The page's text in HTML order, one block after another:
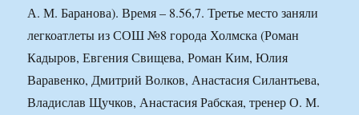
А. М. Баранова). Время – 8.56,7. Третье место заняли
легкоатлеты из СОШ №8 города Холмска (Роман
Кадыров, Евгения Свищева, Роман Ким, Юлия
Варавенко, Дмитрий Волков, Анастасия Силантьева,
Владислав Щучков, Анастасия Рабская, тренер О. М.